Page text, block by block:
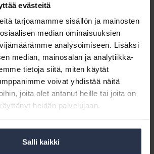
evästeitä
tarjoamamme sisällön ja mainosten
median ominaisuuksien
analysoimiseen. Lisäksi
median, mainosalan ja analytiikka-
tietoja siitä, miten käytät
voivat yhdistää näitä
joita olet antanut heille tai joita on
heidän palvelujaan.
Salli kaikki
aina olla se, joka kilpailutuksen jälkeen
isännöinnin suosittelemia palveluntarjoajia vai
huomauttaa.
taloyhtiön valinnanmahdollisuuksia. Niin
kuin isännöinnin mahdolliset sidonnaisuudet
esille, kun taloyhtiö hankkii palveluja.
uudistetaan yhteistyössä
yhdessä Kiinteistöliiton, Raklin ja
ISA ry:n kanssa. Uudistuneet ohjeet on